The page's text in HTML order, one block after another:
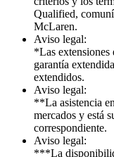
Qualified,
McLaren.
Aviso legal:
*Las extensiones
garantía
extendidos.
Aviso legal:
**La asistencia
mercados y está
correspondiente.
Aviso legal:
***La